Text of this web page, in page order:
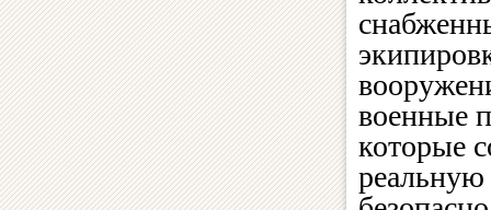
военные
которые
реальную